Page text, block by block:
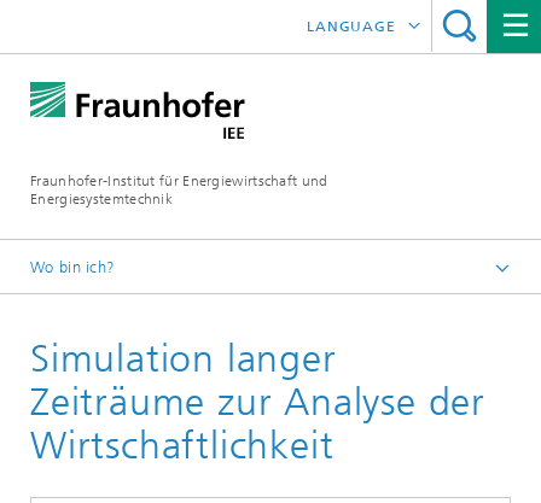
Fraunhofer-Institut für Energiewirtschaft und
Energiesystemtechnik
LANGUAGE
Wo bin ich?
Anwendungsfelder
Energienetze
Simulation langer
Zeiträume zur Analyse der
Wirtschaftlichkeit